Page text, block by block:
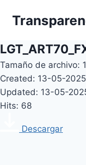
Tamaño de archivo:
Created: 13-05-2025
Updated: 13-05-
Hits: 68
Descargar